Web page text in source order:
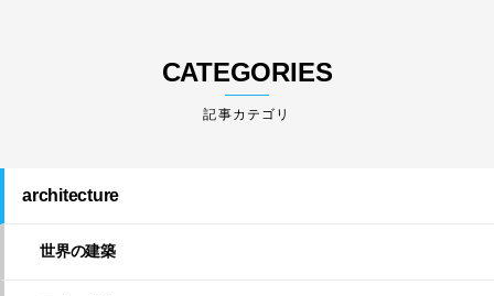
CATEGORIES
architecture
世界の建築